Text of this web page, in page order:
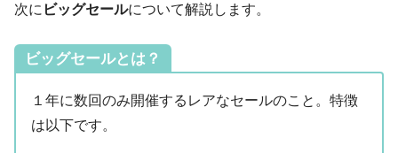
次に ビッグセールについて解説します。
ビッグセールとは？
１年に数回のみ開催するレアなセールのこと。特徴
は以下です。